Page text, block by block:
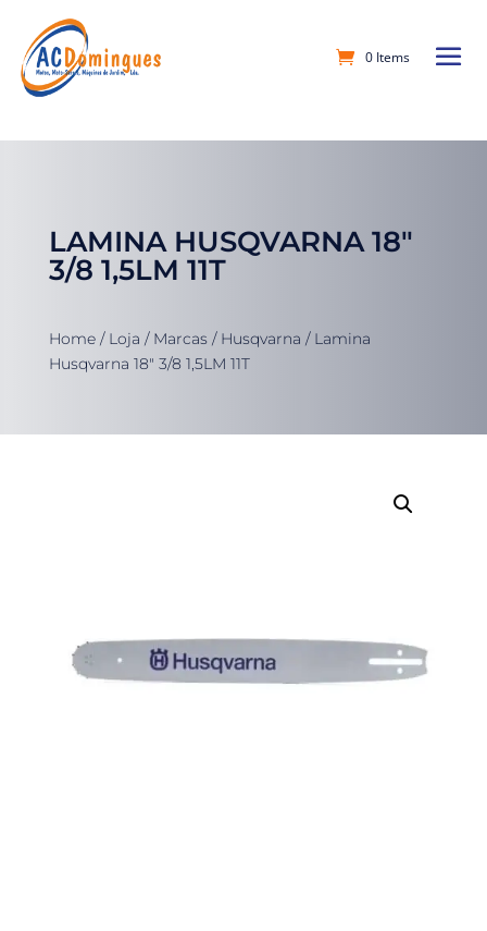
0 Items
LAMINA HUSQVARNA 18″
3/8 1,5LM 11T
Home/ Loja / Marcas/ Husqvarna / Lamina
Husqvarna 18″ 3/8 1,5LM 11T